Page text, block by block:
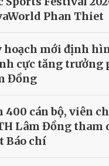
Phan Thiet
hoạch mới định
cực tăng trưởng
Đồng
400 cán bộ, viên
Lâm Đồng tham
Báo chí